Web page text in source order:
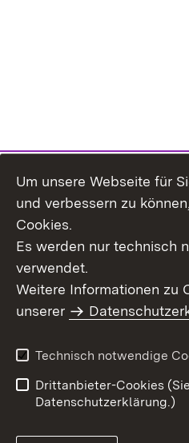
Themenübersicht
Barrierefreiheit
Um unsere Webseite für
und verbessern zu
Cookies.
Es werden nur technisch
verwendet.
Weitere Informationen zu
unserer
Technisch notwendige
Drittanbieter-Cookies
Datenschutzerklärung.)